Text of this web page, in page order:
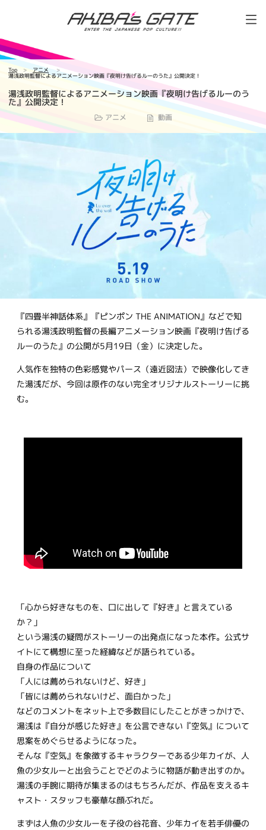
Top アニメ
湯浅政明監督によるアニメーション映画『夜明け告げるルーのうた』公開決定！
湯浅政明監督によるアニメーション映画『夜明け告げるルーのう
た』公開決定！
アニメ 動画
『四畳半神話体系』『ピンポン THE ANIMATION』などで知
られる湯浅政明監督の長編アニメーション映画『夜明け告げる
ルーのうた』の公開が5月19日（金）に決定した。
人気作を独特の色彩感覚やパース（遠近図法）で映像化してき
た湯浅だが、今回は原作のない完全オリジナルストーリーに挑
む。
「心から好きなものを、口に出して『好き』と言えている
か？」
という湯浅の疑問がストーリーの出発点になった本作。公式サ
イトにて構想に至った経緯などが語られている。
自身の作品について
「人には薦められないけど、好き」
「皆には薦められないけど、面白かった」
などのコメントをネット上で多数目にしたことがきっかけで、
湯浅は『自分が感じた好き』を公言できない『空気』について
思案をめぐらせるようになった。
そんな『空気』を象徴するキャラクターである少年カイが、人
魚の少女ルーと出会うことでどのように物語が動き出すのか。
湯浅の手腕に期待が集まるのはもちろんだが、作品を支えるキ
ャスト・スタッフも豪華な顔ぶれだ。
まずは人魚の少女ルーを子役の谷花音、少年カイを若手俳優の